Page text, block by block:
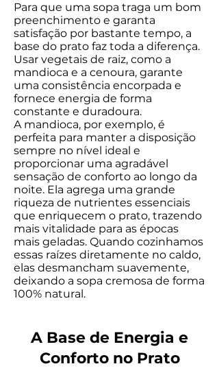
Para que uma sopa traga um bom
preenchimento e garanta
satisfação por bastante tempo, a
base do prato faz toda a diferença.
Usar vegetais de raiz, como a
mandioca e a cenoura, garante
uma consistência encorpada e
fornece energia de forma
constante e duradoura.
A mandioca, por exemplo, é
perfeita para manter a disposição
sempre no nível ideal e
proporcionar uma agradável
sensação de conforto ao longo da
noite. Ela agrega uma grande
riqueza de nutrientes essenciais
que enriquecem o prato, trazendo
mais vitalidade para as épocas
mais geladas. Quando cozinhamos
essas raízes diretamente no caldo,
elas desmancham suavemente,
deixando a sopa cremosa de forma
100% natural.
A Base de Energia e
Conforto no Prato